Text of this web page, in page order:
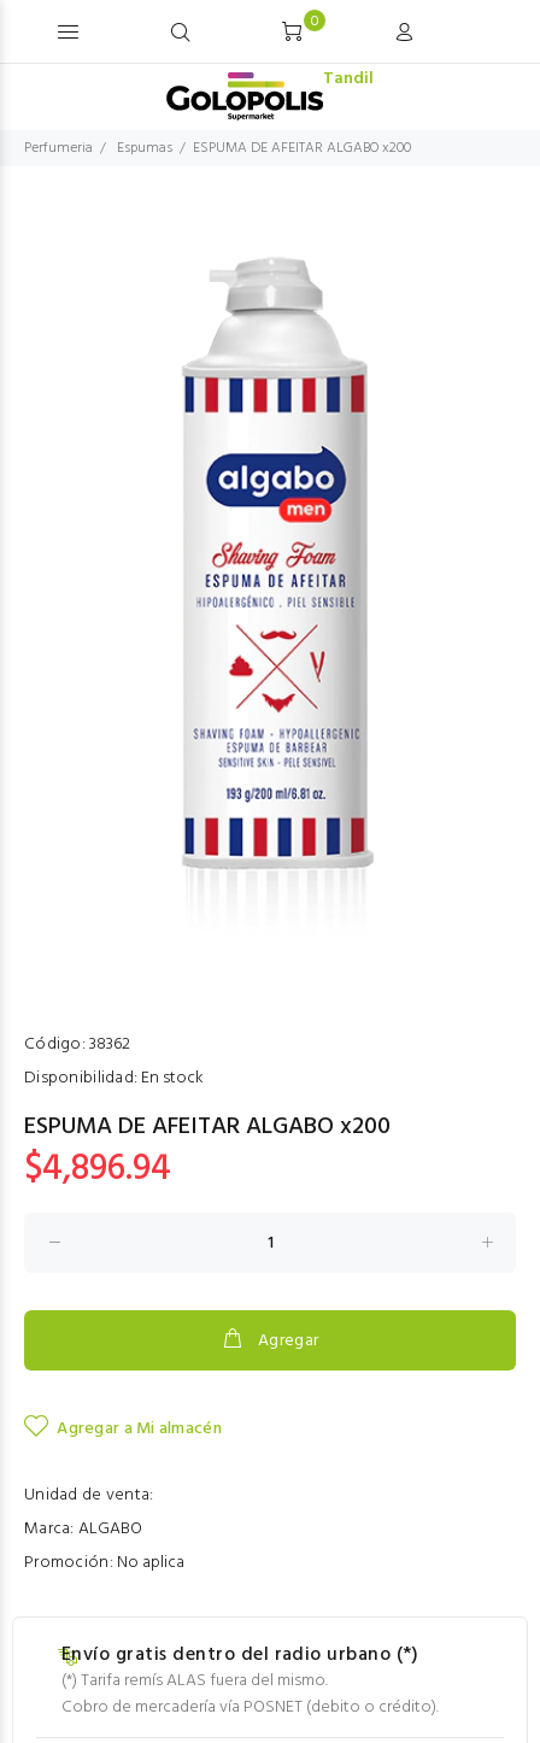
0
Tandil
Perfumeria Espumas ESPUMA DE AFEITAR ALGABO x200
Código:38362
Disponibilidad: En stock
ESPUMA DE AFEITAR ALGABO x200
$4,896.94
Agregar
Agregar a Mi almacén
Unidad de venta:
Marca: ALGABO
Promoción: No aplica
Envío gratis dentro del radio urbano (*)
(*) Tarifa remís ALAS fuera del mismo.
Cobro de mercadería vía POSNET (debito o crédito).